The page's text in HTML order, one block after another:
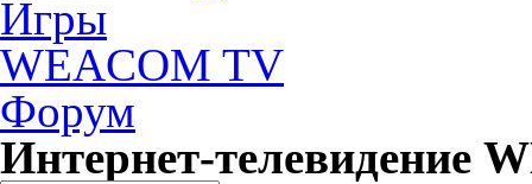
Игры
WEACOM TV
Форум
Интернет-телевидение